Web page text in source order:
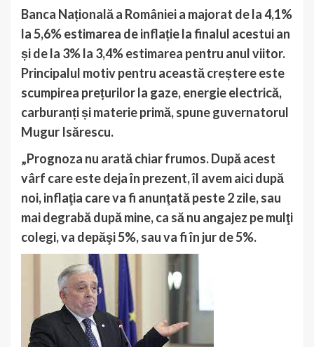
Banca Națională a României a majorat de la 4,1%
la 5,6% estimarea de inflație la finalul acestui an
și de la 3% la 3,4% estimarea pentru anul viitor.
Principalul motiv pentru această creștere este
scumpirea prețurilor la gaze, energie electrică,
carburanți și materie primă, spune guvernatorul
Mugur Isărescu.
„Prognoza nu arată chiar frumos. După acest
vârf care este deja în prezent, îl avem aici după
noi, inflaţia care va fi anunţată peste 2 zile, sau
mai degrabă după mine, ca să nu angajez pe mulţi
colegi, va depăşi 5%, sau va fi în jur de 5%.